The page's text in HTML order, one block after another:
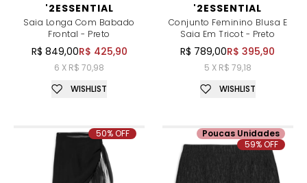
'2ESSENTIAL
Saia Longa Com Babado
Frontal - Preto
R$ 849,00R$ 425,90
6 X R$ 70,98
WISHLIST
'2ESSENTIAL
Conjunto Feminino Blusa E
Saia Em Tricot - Preto
R$ 789,00R$ 395,90
5 X R$ 79,18
WISHLIST
50% OFF
Poucas Unidades
59% OFF